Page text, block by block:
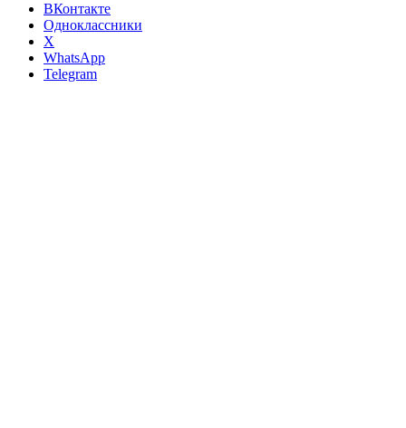
ВКонтакте
Одноклассники
X
WhatsApp
Telegram